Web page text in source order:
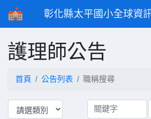
彰化縣太平國小全球資
護理師公告
首頁 公告列表 職稱搜尋